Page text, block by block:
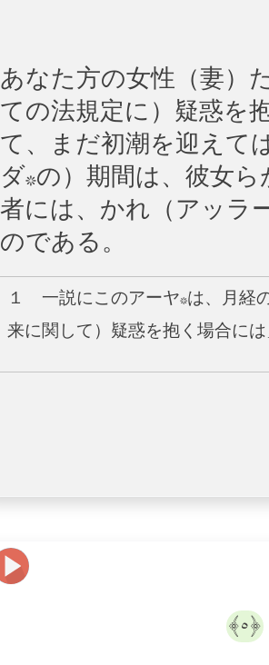
あなた方の女性（妻）
ての法規定に）疑惑を
て、まだ初潮を迎えて
ダ*の）期間は、彼女
者には、かれ（アッラ
のである。
１ 一説にこのアーヤ*は、月経
来に関して）疑惑を抱く場合に
﴿٥﴾